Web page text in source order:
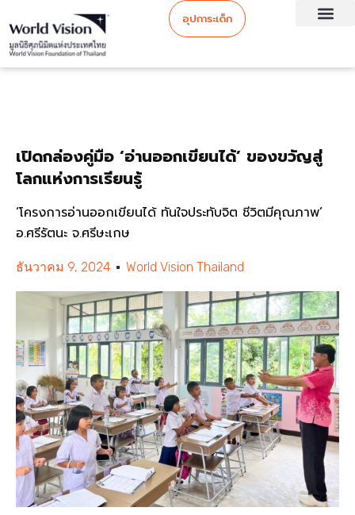
อุปการะเด็ก
เปิดกล่องคู่มือ ‘อ่านออกเขียนได้’ ของขวัญสู่
โลกแห่งการเรียนรู้
‘โครงการอ่านออกเขียนได้ ทันใจประทับจิต ชีวิตมีคุณภาพ’
อ.ศรีรัตนะ จ.ศรีษะเกษ
ธันวาคม 9, 2024 World Vision Thailand